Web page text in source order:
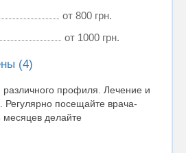
от 800 грн.
от 1000 грн.
(4)
профиля. Лечение и
Регулярно посещайте врача-
месяцев делайте